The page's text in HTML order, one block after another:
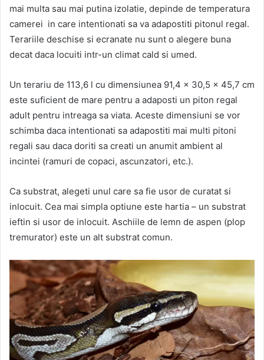
mai multa sau mai putina izolatie, depinde de temperatura
camerei in care intentionati sa va adapostiti pitonul regal.
Terariile deschise si ecranate nu sunt o alegere buna
decat daca locuiti intr-un climat cald si umed.
Un terariu de 113,6 l cu dimensiunea 91,4 x 30,5 x 45,7 cm
este suficient de mare pentru a adaposti un piton regal
adult pentru intreaga sa viata. Aceste dimensiuni se vor
schimba daca intentionati sa adapostiti mai multi pitoni
regali sau daca doriti sa creati un anumit ambient al
incintei (ramuri de copaci, ascunzatori, etc.).
Ca substrat, alegeti unul care sa fie usor de curatat si
inlocuit. Cea mai simpla optiune este hartia – un substrat
ieftin si usor de inlocuit. Aschiile de lemn de aspen (plop
tremurator) este un alt substrat comun.